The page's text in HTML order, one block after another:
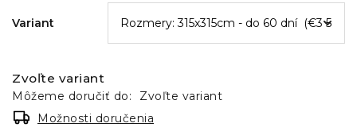
Variant
Zvoľte variant
Môžeme doručiť do:
Zvoľte variant
Možnosti doručenia